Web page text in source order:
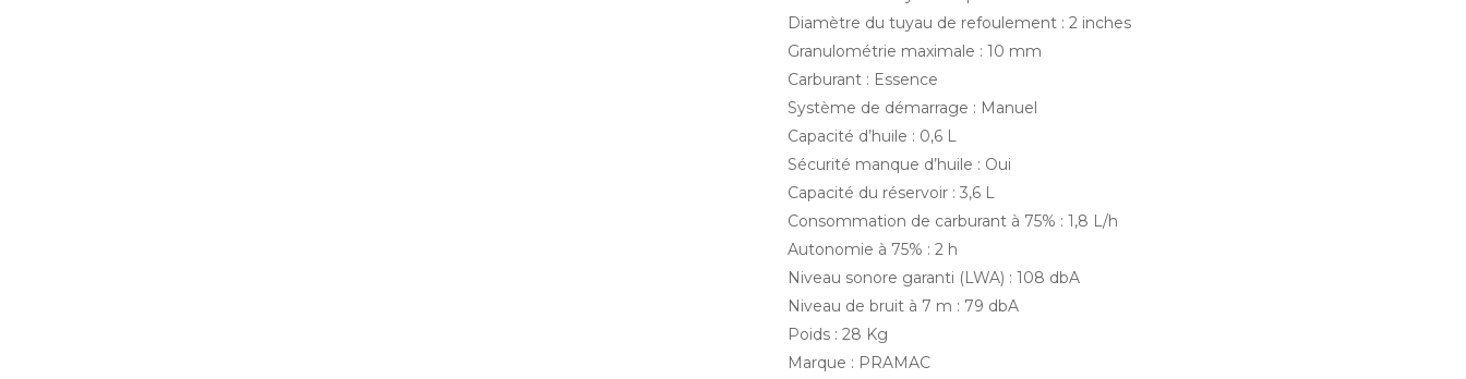
Diamètre du tuyau de refoulement : 2 inches
Granulométrie maximale : 10 mm
Carburant : Essence
Système de démarrage : Manuel
Capacité d’huile : 0,6 L
Sécurité manque d’huile : Oui
Capacité du réservoir : 3,6 L
Consommation de carburant à 75% : 1,8 L/h
Autonomie à 75% : 2 h
Niveau sonore garanti (LWA) : 108 dbA
Niveau de bruit à 7 m : 79 dbA
Poids : 28 Kg
Marque : PRAMAC